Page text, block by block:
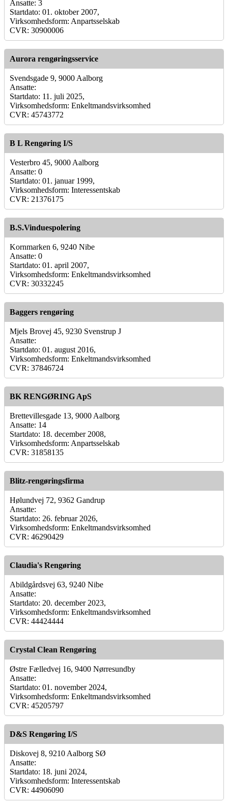
Ansatte: 3
Startdato: 01. oktober 2007,
Virksomhedsform: Anpartsselskab
CVR: 30900006
Aurora rengøringsservice
Svendsgade 9, 9000 Aalborg
Ansatte:
Startdato: 11. juli 2025,
Virksomhedsform: Enkeltmandsvirksomhed
CVR: 45743772
B L Rengøring I/S
Vesterbro 45, 9000 Aalborg
Ansatte: 0
Startdato: 01. januar 1999,
Virksomhedsform: Interessentskab
CVR: 21376175
B.S.Vinduespolering
Kornmarken 6, 9240 Nibe
Ansatte: 0
Startdato: 01. april 2007,
Virksomhedsform: Enkeltmandsvirksomhed
CVR: 30332245
Baggers rengøring
Mjels Brovej 45, 9230 Svenstrup J
Ansatte:
Startdato: 01. august 2016,
Virksomhedsform: Enkeltmandsvirksomhed
CVR: 37846724
BK RENGØRING ApS
Brettevillesgade 13, 9000 Aalborg
Ansatte: 14
Startdato: 18. december 2008,
Virksomhedsform: Anpartsselskab
CVR: 31858135
Blitz-rengøringsfirma
Hølundvej 72, 9362 Gandrup
Ansatte:
Startdato: 26. februar 2026,
Virksomhedsform: Enkeltmandsvirksomhed
CVR: 46290429
Claudia's Rengøring
Abildgårdsvej 63, 9240 Nibe
Ansatte:
Startdato: 20. december 2023,
Virksomhedsform: Enkeltmandsvirksomhed
CVR: 44424444
Crystal Clean Rengøring
Østre Fælledvej 16, 9400 Nørresundby
Ansatte:
Startdato: 01. november 2024,
Virksomhedsform: Enkeltmandsvirksomhed
CVR: 45205797
D&S Rengøring I/S
Diskovej 8, 9210 Aalborg SØ
Ansatte:
Startdato: 18. juni 2024,
Virksomhedsform: Interessentskab
CVR: 44906090